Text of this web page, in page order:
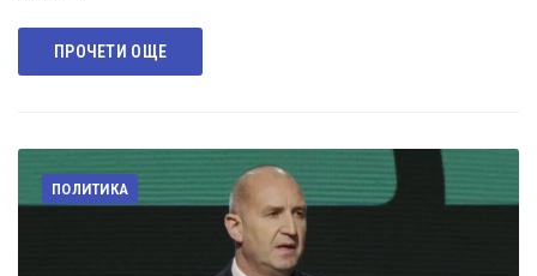
ПРОЧЕТИ ОЩЕ
ПОЛИТИКА